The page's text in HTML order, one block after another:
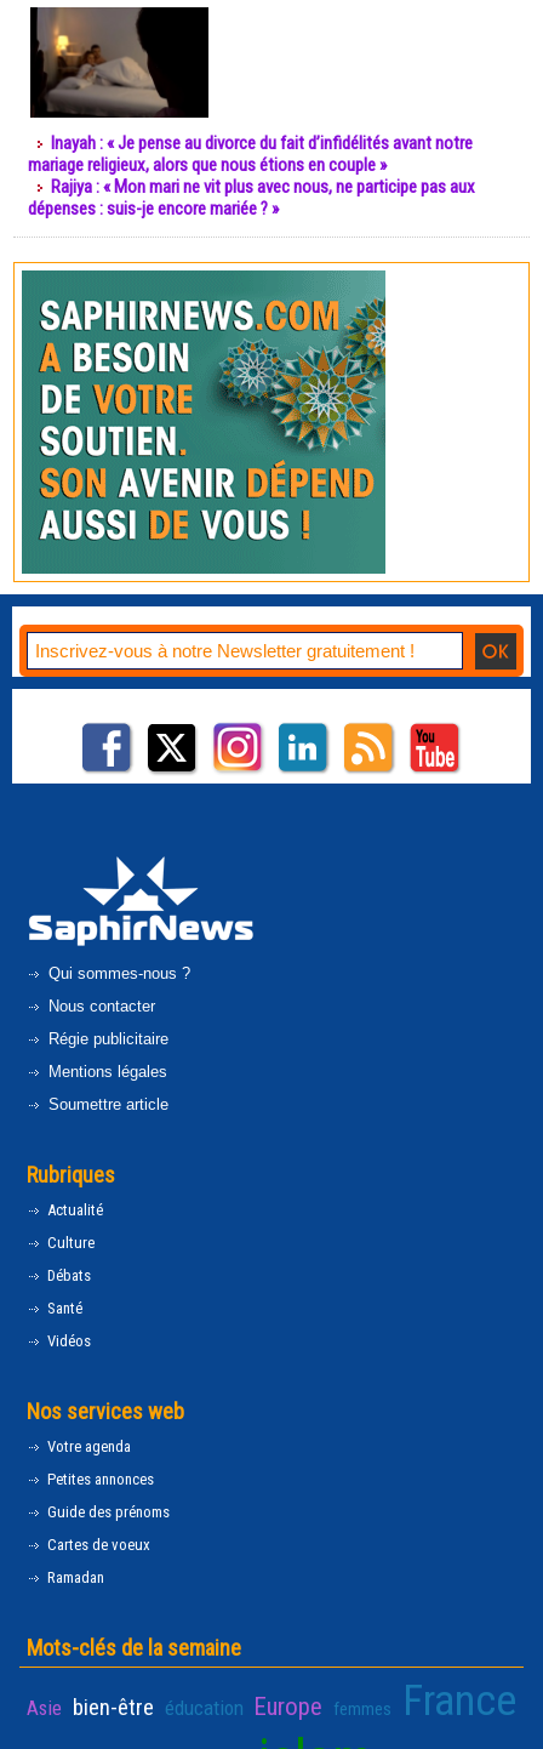
Inayah : « Je pense au divorce du fait d’infidélités avant notre
mariage religieux, alors que nous étions en couple »
Rajiya : « Mon mari ne vit plus avec nous, ne participe pas aux
dépenses : suis-je encore mariée ? »
Qui sommes-nous ?
Nous contacter
Régie publicitaire
Mentions légales
Soumettre article
Rubriques
Actualité
Culture
Débats
Santé
Vidéos
Nos services web
Votre agenda
Petites annonces
Guide des prénoms
Cartes de voeux
Ramadan
Mots-clés de la semaine
Asie bien-être éducation Europe femmes France